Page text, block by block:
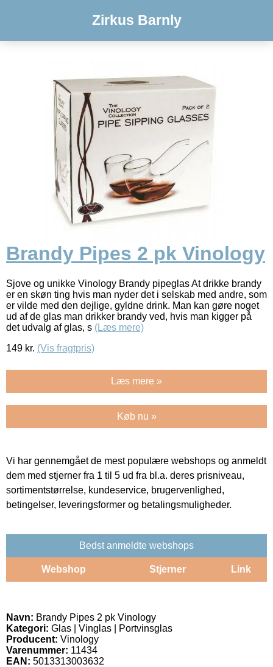
Zirkus Barnly
Brandy Pipes 2 pk Vinology
Sjove og unikke Vinology Brandy pipeglas At drikke brandy
er en skøn ting hvis man nyder det i selskab med andre, som
er vilde med den dejlige, gyldne drink. Man kan gøre noget
ud af de glas man drikker brandy ved, hvis man kigger på
det udvalg af glas, s (Læs mere)
149 kr. (Vis fragtpris)
Læs mere »
Køb nu »
Vi har gennemgået de mest populære webshops og anmeldt
dem med stjerner fra 1 til 5 ud fra bl.a. deres prisniveau,
sortimentstørrelse, kundeservice, brugervenlighed,
betingelser, leveringsformer og betalingsmuligheder.
Bedst anmeldte webshops
Webshop Stjerner Link
Navn: Brandy Pipes 2 pk Vinology
Kategori: Glas | Vinglas | Portvinsglas
Producent: Vinology
Varenummer: 11434
EAN: 5013313003632